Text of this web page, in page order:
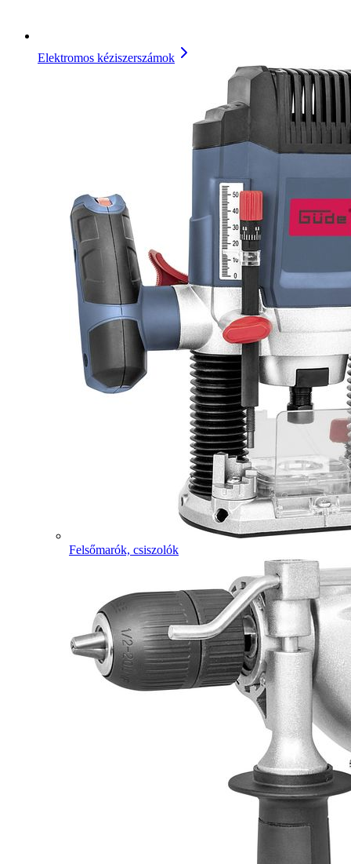
Elektromos kéziszerszámok
Felsőmarók, csiszolók